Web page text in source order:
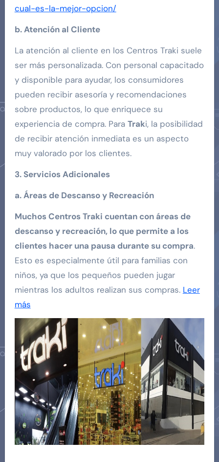
cual-es-la-mejor-opcion/
b. Atención al Cliente
La atención al cliente en los Centros Traki suele
ser más personalizada. Con personal capacitado
y disponible para ayudar, los consumidores
pueden recibir asesoría y recomendaciones
sobre productos, lo que enriquece su
experiencia de compra. Para Traki, la posibilidad
de recibir atención inmediata es un aspecto
muy valorado por los clientes.
3. Servicios Adicionales
a. Áreas de Descanso y Recreación
Muchos Centros Traki cuentan con áreas de
descanso y recreación, lo que permite a los
clientes hacer una pausa durante su compra.
Esto es especialmente útil para familias con
niños, ya que los pequeños pueden jugar
mientras los adultos realizan sus compras. Leer
más